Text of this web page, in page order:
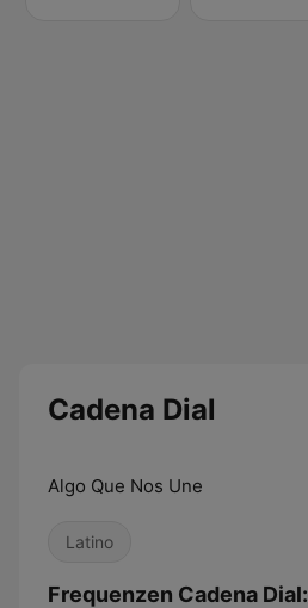
Cadena Dial
Algo Que Nos Une
Latino
Frequenzen Cadena Dial: